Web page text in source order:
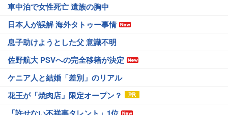
車中泊で女性死亡 遺族の胸中
日本人が誤解 海外タトゥー事情
息子助けようとした父 意識不明
佐野航大 PSVへの完全移籍が決定
ケニア人と結婚「差別」のリアル
花王が「焼肉店」限定オープン？